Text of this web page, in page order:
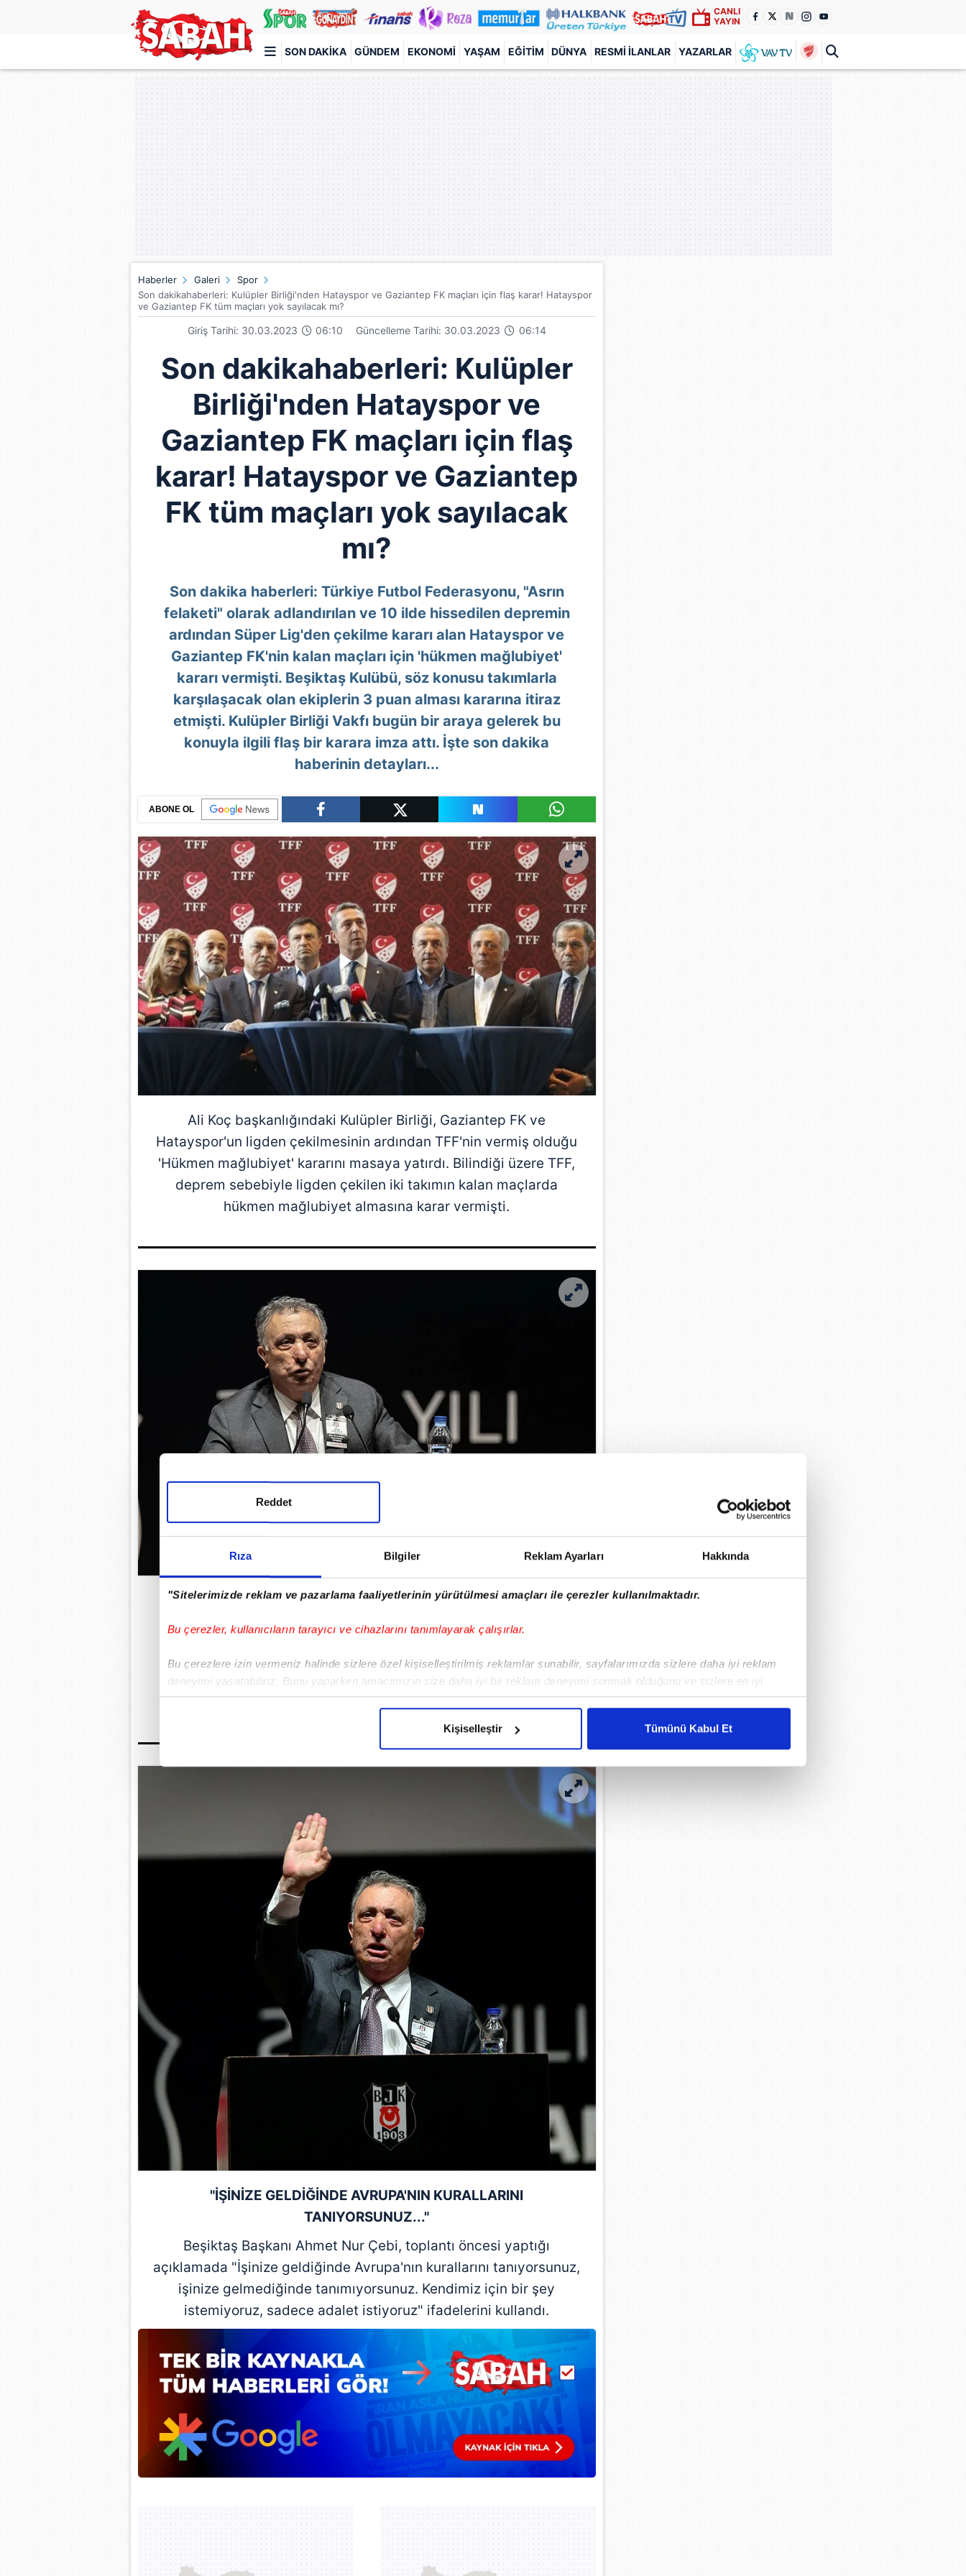
Rıza Bilgiler Reklam Ayarları Hakkında
"Sitelerimizde reklam ve pazarlama faaliyetlerinin yürütülmesi amaçları ile çerezler kullanılmaktadır.
Bu çerezler, kullanıcıların tarayıcı ve cihazlarını tanımlayarak çalışırlar.
Bu çerezlere izin vermeniz halinde sizlere özel kişiselleştirilmiş reklamlar sunabilir, sayfalarımızda sizlere daha iyi reklam
deneyimi yaşatabiliriz. Bunu yaparken amacımızın size daha iyi bir reklam deneyimi sunmak olduğunu ve sizlere en iyi
içerikleri sunabilmek adına elimizden gelen çabayı gösterdiğimizi ve bu noktada, reklamların maliyetlerimizi karşılamak
Her halükârda, kullanıcılar, bu çerezlere izin vermedikleri takdirde, kullanıcılara hedefli reklamlar gösterilmeyecektir."
Sizlere daha iyi bir hizmet sunabilmek için İnternet Sitemizde kendimize ve üçüncü kişilere ait çerezler kullanılmaktadır. Bu
çerezler vasıtasıyla çeşitli kişisel verileriniz işlenmekte olup gerekli olan çerezler bilgi toplumu hizmetlerinin sunulması
amacıyla kullanılmaktadır. Diğer çerezler, sitemizin daha işlevsel kılınması ve kişiselleştirilmesi ve sizlere yönelik
reklam/pazarlama faaliyetlerinin yapılması, amaçlarıyla sınırlı olarak açık rızanız dahilinde kullanılacaktır.
Çerezlere ilişkin tercihlerinizi aşağıda yer alan panel vasıtasıyla belirleyebilirsiniz. Çerezlere ilişkin detaylı bilgi için Ayarlar
Çerez Bilgilendirme Metnimizi
6698 sayılı Kişisel Verilerin Korunması Kanunu uyarınca hazırlanmış Aydınlatma Metnimizi okumak ve sitemizde ilgili
mevzuata uygun olarak kullanılan çerezlerle ilgili bilgi almak için lütfen
Reddet
Kişiselleştir Tümünü Kabul Et
CANLI
YAYIN
SON DAKIKA GÜNDEM EKONOMI YAŞAM EĞITIM DÜNYA RESMI İLANLAR YAZARLAR
Türkiye'nin en iyi haber sitesi
Haberler Galeri
Spor
Son dakikahaberleri: Kulüpler Birliği'nden Hatayspor ve Gaziantep FK maçları için flaş karar! Hatayspor
ve Gaziantep FK tüm maçları yok sayılacak mı?
Giriş Tarihi: 30.03.2023 06:10 Güncelleme Tarihi: 30.03.2023 06:14
Son dakikahaberleri: Kulüpler
Birliği'nden Hatayspor ve
Gaziantep FK maçları için flaş
karar! Hatayspor ve Gaziantep
FK tüm maçları yok sayılacak
mı?
Son dakika haberleri: Türkiye Futbol Federasyonu, "Asrın
felaketi" olarak adlandırılan ve 10 ilde hissedilen depremin
ardından Süper Lig'den çekilme kararı alan Hatayspor ve
Gaziantep FK'nin kalan maçları için 'hükmen mağlubiyet'
kararı vermişti. Beşiktaş Kulübü, söz konusu takımlarla
karşılaşacak olan ekiplerin 3 puan alması kararına itiraz
etmişti. Kulüpler Birliği Vakfı bugün bir araya gelerek bu
konuyla ilgili flaş bir karara imza attı. İşte son dakika
haberinin detayları...
ABONE OL
Ali Koç başkanlığındaki Kulüpler Birliği, Gaziantep FK ve
Hatayspor'un ligden çekilmesinin ardından TFF'nin vermiş olduğu
'Hükmen mağlubiyet' kararını masaya yatırdı. Bilindiği üzere TFF,
deprem sebebiyle ligden çekilen iki takımın kalan maçlarda
hükmen mağlubiyet almasına karar vermişti.
Beşiktaş, TFF'nin kararına itiraz ederek, iki takımın ligin başından
sonuna kadar olan bütün karşılaşmalarının geçersiz sayılması
"İŞİNİZE GELDİĞİNDE AVRUPA'NIN KURALLARINI
TANIYORSUNUZ..."
Beşiktaş BaşkanıAhmet Nur Çebi, toplantı öncesi yaptığı
açıklamada "İşinize geldiğinde Avrupa'nın kurallarını tanıyorsunuz,
işinize gelmediğinde tanımıyorsunuz. Kendimiz için bir şey
istemiyoruz, sadece adalet istiyoruz" ifadelerini kullandı.